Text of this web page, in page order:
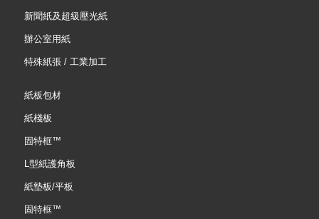
新聞紙及超級壓光紙
辦公室用紙
特殊紙張 / 工業加工
紙板包材
紙棧板
固特框™
L型紙護角板
紙墊板/平板
固特框™